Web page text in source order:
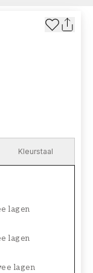
Kleurstaal
lagen
lagen
lagen